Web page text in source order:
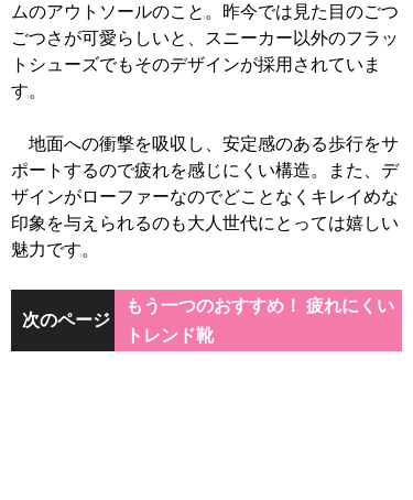
ムのアウトソールのこと。昨今では見た目のごつ
ごつさが可愛らしいと、スニーカー以外のフラッ
トシューズでもそのデザインが採用されていま
す。
地面への衝撃を吸収し、安定感のある歩行をサ
ポートするので疲れを感じにくい構造。また、デ
ザインがローファーなのでどことなくキレイめな
印象を与えられるのも大人世代にとっては嬉しい
魅力です。
次のページ
もう一つのおすすめ！ 疲れにくい
トレンド靴